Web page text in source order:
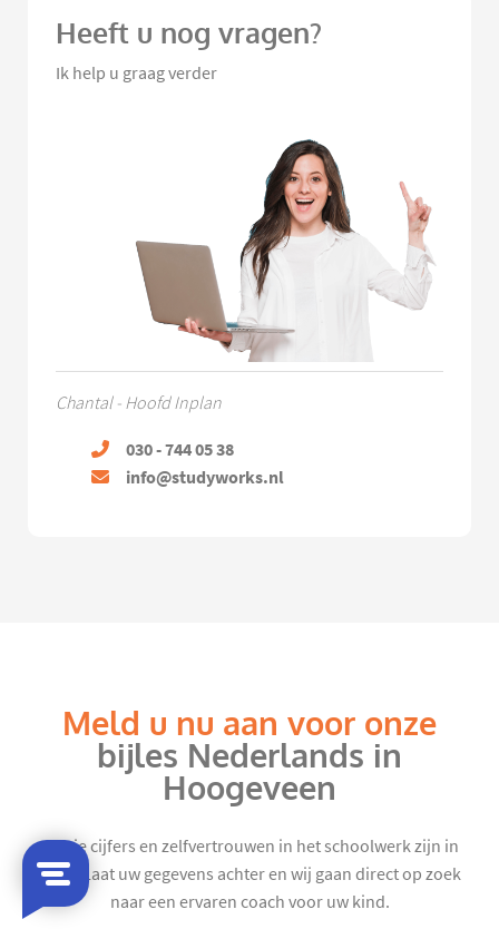
Heeft u nog vragen?
Ik help u graag verder
Chantal - Hoofd Inplan
030 - 744 05 38
info@studyworks.nl
Meld u nu aan voor onze
bijles Nederlands in
Hoogeveen
Mooie cijfers en zelfvertrouwen in het schoolwerk zijn in
zicht. Laat uw gegevens achter en wij gaan direct op zoek
naar een ervaren coach voor uw kind.